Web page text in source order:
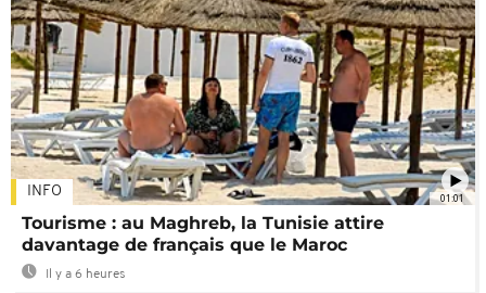
01:01
INFO
Tourisme : au Maghreb, la Tunisie attire
davantage de français que le Maroc
Il y a 6 heures